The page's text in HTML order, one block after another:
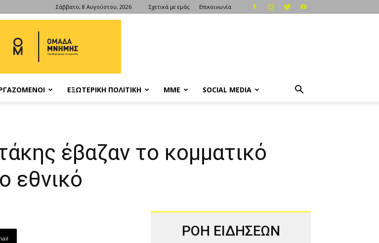
Σάββατο, 8 Αυγούστου, 2026 Σχετικά με εμάς Επικοινωνία
ΜΝΗΜΗΣ
ΕΞΩΤΕΡΙΚΗ ΠΟΛΙΤΙΚΗ ΜΜΕ SOCIAL MEDIA
έβαζαν το κομματικό
εθνικό
ΡΟΗ ΕΙΔΗΣΕΩΝ